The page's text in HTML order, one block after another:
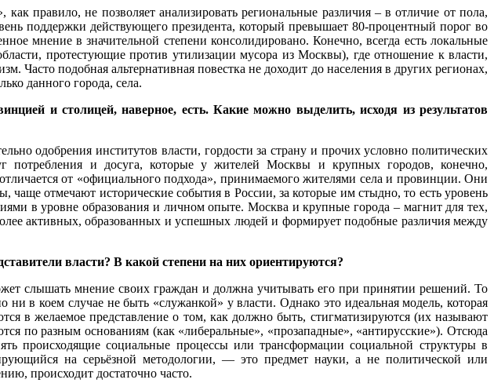
правило, не позволяет анализировать региональные различия – в отличие от пола,
поддержки действующего президента, который превышает 80-процентный порог во
мнение в значительной степени консолидировано. Конечно, всегда есть локальные
протестующие против утилизации мусора из Москвы), где отношение к власти,
Часто подобная альтернативная повестка не доходит до населения в других регионах,
данного города, села.
и столицей, наверное, есть. Какие можно выделить, исходя из результатов
одобрения институтов власти, гордости за страну и прочих условно политических
потребления и досуга, которые у жителей Москвы и крупных городов, конечно,
от «официального подхода», принимаемого жителями села и провинции. Они
отмечают исторические события в России, за которые им стыдно, то есть уровень
в уровне образования и личном опыте. Москва и крупные города – магнит для тех,
активных, образованных и успешных людей и формирует подобные различия между
власти? В какой степени на них ориентируются?
слышать мнение своих граждан и должна учитывать его при принятии решений. То
коем случае не быть «служанкой» у власти. Однако это идеальная модель, которая
в желаемое представление о том, как должно быть, стигматизируются (их называют
по разным основаниям (как «либеральные», «прозападные», «антирусские»). Отсюда
происходящие социальные процессы или трансформации социальной структуры в
на серьёзной методологии, — это предмет науки, а не политической или
происходит достаточно часто.